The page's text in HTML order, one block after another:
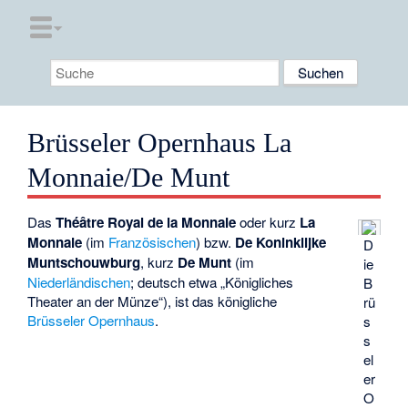
Brüsseler Opernhaus La
Monnaie/De Munt
D
ie
B
rü
s
s
el
er
O
DasThéâtre Royal de la Monnaieoder kurz La
Monnaie (im Französischen) bzw. De Koninklijke
Muntschouwburg, kurz De Munt (im
Niederländischen; deutsch etwa „Königliches
Theater an der Münze“), ist das königliche
Brüsseler Opernhaus.